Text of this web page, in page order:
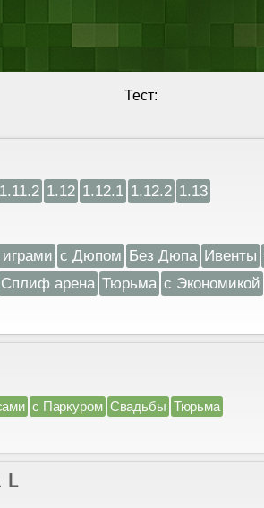
Тест:
1.11.2 1.12 1.12.1 1.12.2 1.13
с Дюпом Без Дюпа Ивенты
Сплиф арена Тюрьма с Экономикой
с Паркуром Свадьбы Тюрьма